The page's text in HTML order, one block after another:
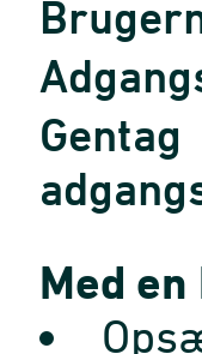
Gentag
Med